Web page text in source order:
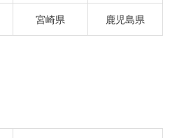
宮崎県 鹿児島県